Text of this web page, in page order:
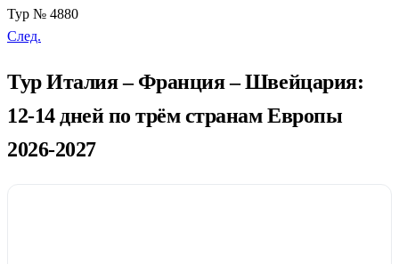
Тур № 4880
След.
Тур Италия – Франция – Швейцария:
12-14 дней по трём странам Европы
2026-2027